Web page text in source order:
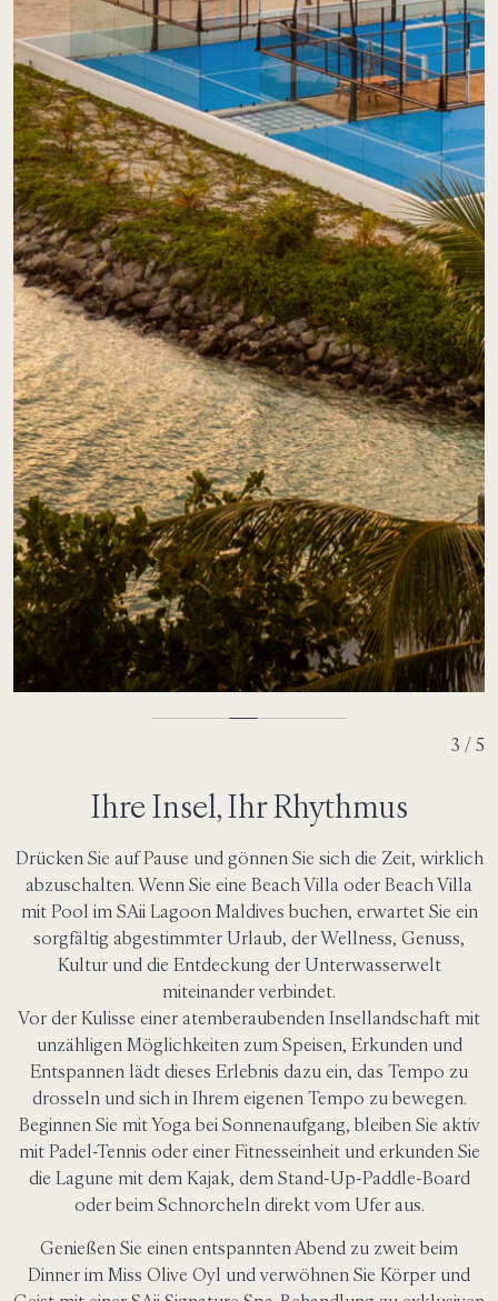
3 / 5
Ihre Insel, Ihr Rhythmus
Drücken Sie auf Pause und gönnen Sie sich die Zeit, wirklich
abzuschalten. Wenn Sie eine Beach Villa oder Beach Villa
mit Pool im SAii Lagoon Maldives buchen, erwartet Sie ein
sorgfältig abgestimmter Urlaub, der Wellness, Genuss,
Kultur und die Entdeckung der Unterwasserwelt
miteinander verbindet.
Vor der Kulisse einer atemberaubenden Insellandschaft mit
unzähligen Möglichkeiten zum Speisen, Erkunden und
Entspannen lädt dieses Erlebnis dazu ein, das Tempo zu
drosseln und sich in Ihrem eigenen Tempo zu bewegen.
Beginnen Sie mit Yoga bei Sonnenaufgang, bleiben Sie aktiv
mit Padel-Tennis oder einer Fitnesseinheit und erkunden Sie
die Lagune mit dem Kajak, dem Stand-Up-Paddle-Board
oder beim Schnorcheln direkt vom Ufer aus.
Genießen Sie einen entspannten Abend zu zweit beim
Dinner im Miss Olive Oyl und verwöhnen Sie Körper und